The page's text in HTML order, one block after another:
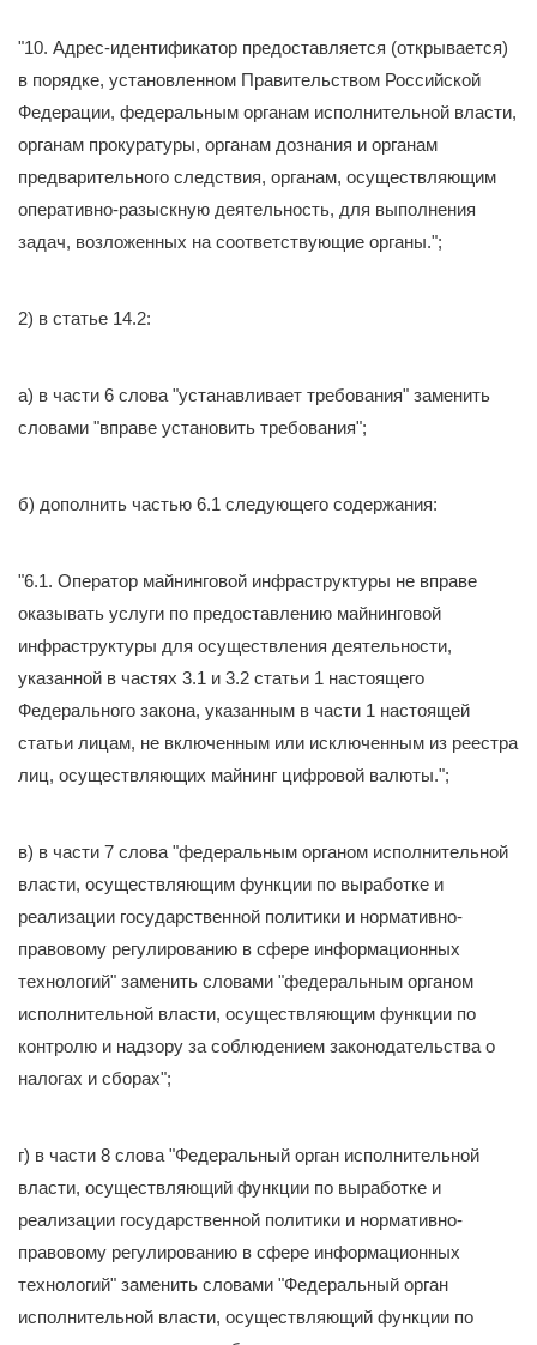
"10. Адрес-идентификатор предоставляется (открывается)
в порядке, установленном Правительством Российской
Федерации, федеральным органам исполнительной власти,
органам прокуратуры, органам дознания и органам
предварительного следствия, органам, осуществляющим
оперативно-разыскную деятельность, для выполнения
задач, возложенных на соответствующие органы.";
2) в статье 14.2:
а) в части 6 слова "устанавливает требования" заменить
словами "вправе установить требования";
б) дополнить частью 6.1 следующего содержания:
"6.1. Оператор майнинговой инфраструктуры не вправе
оказывать услуги по предоставлению майнинговой
инфраструктуры для осуществления деятельности,
указанной в частях 3.1 и 3.2 статьи 1 настоящего
Федерального закона, указанным в части 1 настоящей
статьи лицам, не включенным или исключенным из реестра
лиц, осуществляющих майнинг цифровой валюты.";
в) в части 7 слова "федеральным органом исполнительной
власти, осуществляющим функции по выработке и
реализации государственной политики и нормативно-
правовому регулированию в сфере информационных
технологий" заменить словами "федеральным органом
исполнительной власти, осуществляющим функции по
контролю и надзору за соблюдением законодательства о
налогах и сборах";
г) в части 8 слова "Федеральный орган исполнительной
власти, осуществляющий функции по выработке и
реализации государственной политики и нормативно-
правовому регулированию в сфере информационных
технологий" заменить словами "Федеральный орган
исполнительной власти, осуществляющий функции по